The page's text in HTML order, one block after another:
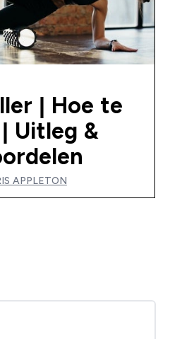
| Hoe te
Uitleg &
APPLETON